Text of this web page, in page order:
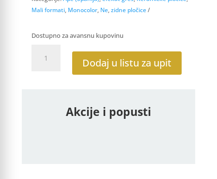
Mali formati, Monocolor, Ne,zidne pločice
Dostupno za avansnu kupovinu
Bluestone
Dodaj u listu za upit
Akcije i popusti